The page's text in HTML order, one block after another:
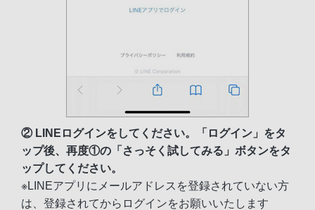
② LINEログインをしてください。「ログイン」をタ
ップ後、再度①の「さっそく試してみる」ボタンをタ
ップしてください。
※LINEアプリにメールアドレスを登録されていない方
は、登録されてからログインをお願いいたします